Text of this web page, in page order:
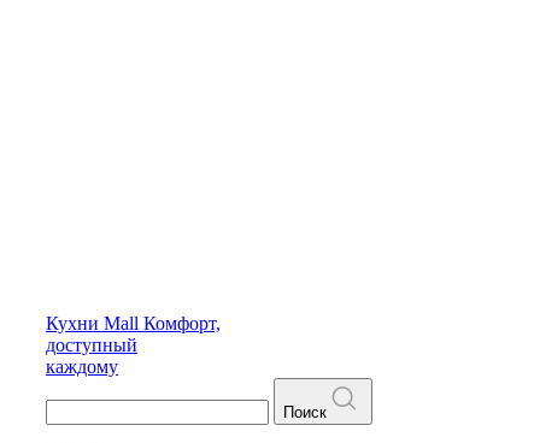
Кухни Mall Комфорт,
доступный
каждому
Поиск